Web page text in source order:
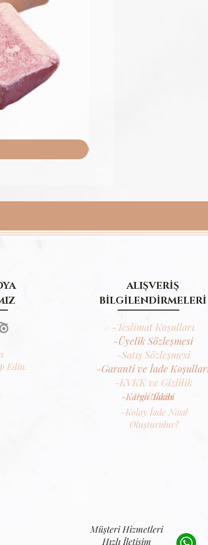
ALIŞVERİŞ
BİLGİLENDİRMELERİ
Edin.
-Teslimat Koşulları
-Üyelik Sözleşmesi
-Satış Sözleşmesi
-Garanti ve İade
-KVKK ve Gizlilik
Politikası
-Kolay İade Nasıl
Oluşturulur?
-Kargo Takibi
Müşteri Hizmetleri
Hızlı İletişim